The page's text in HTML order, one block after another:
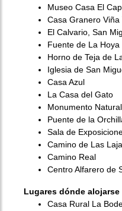
Museo Casa El
Casa Granero Viña
El Calvario, San
Fuente de La Hoya
Horno de Teja de
Iglesia de San
Casa Azul
La Casa del Gato
Monumento
Puente de la
Sala de
Camino de Las
Camino Real
Centro Alfarero de
Lugares dónde alojarse
Casa Rural La